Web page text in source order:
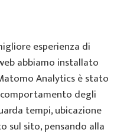
esperienza di
abbiamo installato
Analytics è stato
degli
tempi, ubicazione
sul sito, pensando alla